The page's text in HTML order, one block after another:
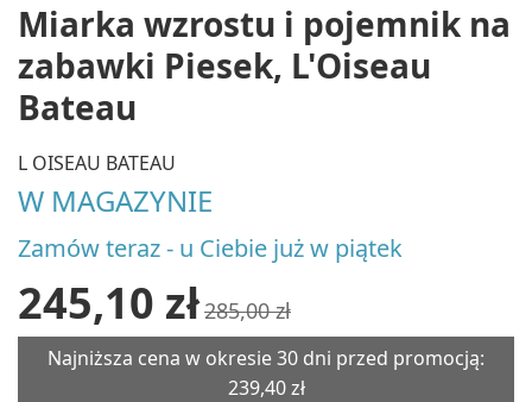
Miarka wzrostu i pojemnik na
zabawki Piesek, L'Oiseau
Bateau
L OISEAU BATEAU
W MAGAZYNIE
Zamów teraz - u Ciebie już w piątek
245,10 zł285,00 zł
Najniższa cena w okresie 30 dni przed promocją:
239,40 zł